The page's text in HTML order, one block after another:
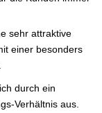
sehr attraktive
einer besonders
durch ein
Verhältnis aus.